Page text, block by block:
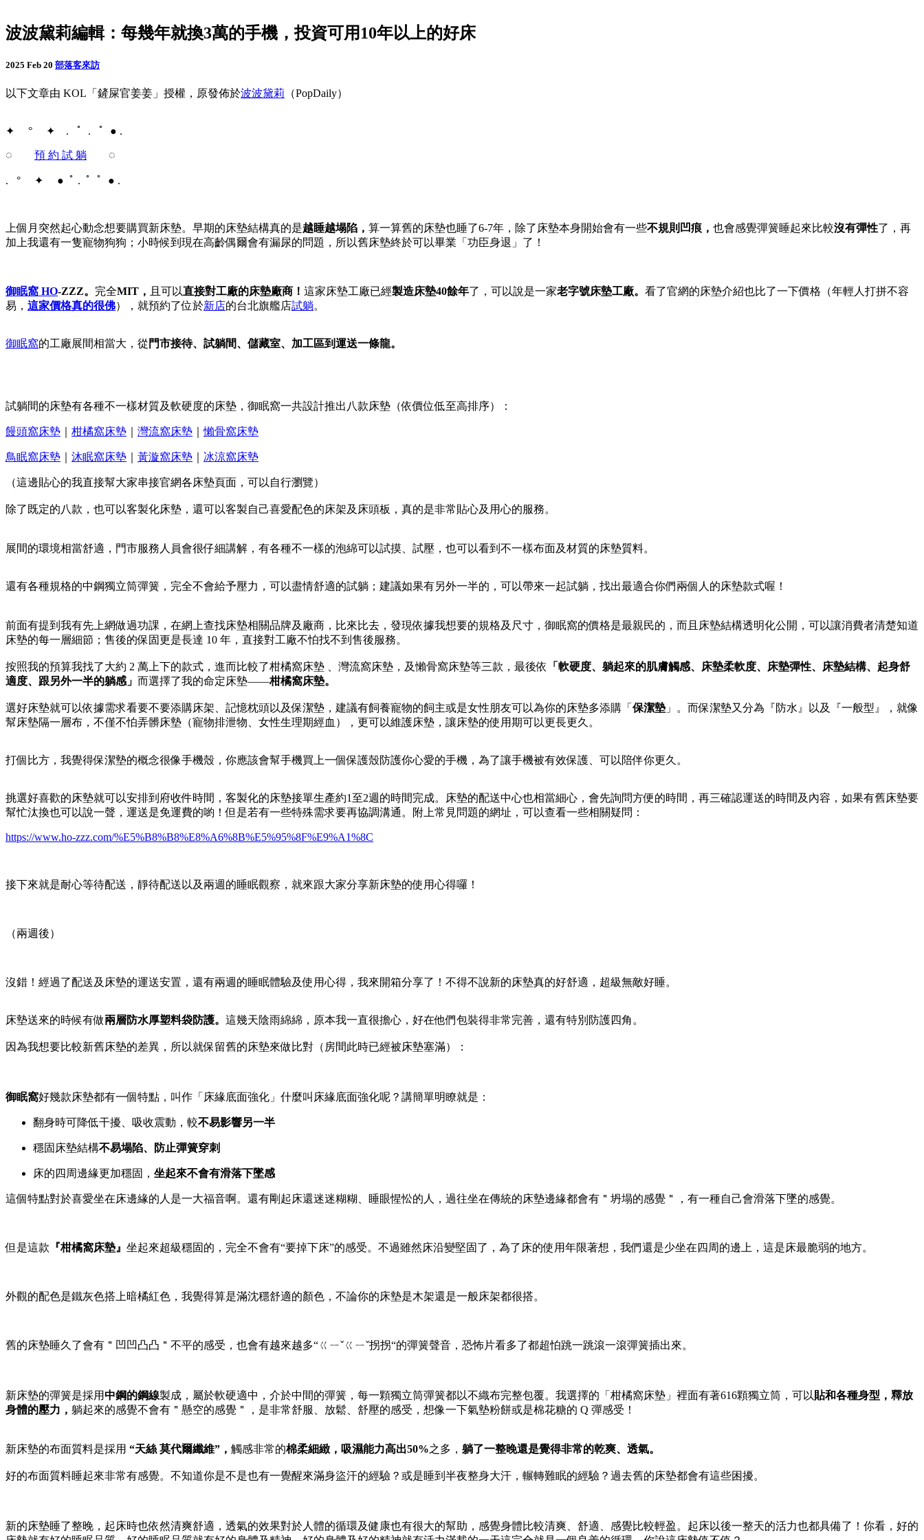
波波黛莉編輯：每幾年就換3萬的手機，投資可用10年以上的好床
2025 Feb 20 部落客來訪
以下文章由 KOL「鏟屎官姜姜」授權，原發佈於波波黛莉 （PopDaily）
✦ ​ ​ ​ ​ ° ✦ ​ ​ ​ . ​ ​ ﾟ ​ . ​ ​ ﾟ ​ ● . ​ ​
◌ 預 約 試 躺 ◌
. ​ ​ ° ✦ ● ​ ﾟ . ​ ﾟ ​ ﾟ ​ ● .
上個月突然起心動念想要購買新床墊。早期的床墊結構真的是越睡越塌陷， 算一算舊的床墊也睡了6-7年，除了床墊本身開始會有一些不規則凹痕， 也會感覺彈簧睡起來比較沒有彈性了，再
加上我還有一隻寵物狗狗；小時候到現在高齡偶爾會有漏尿的問題，所以舊床墊終於可以畢業「功臣身退」了！
御眠窩 HO-ZZZ。 完全MIT， 且可以直接對工廠的床墊廠商！ 這家床墊工廠已經製造床墊40餘年了，可以說是一家老字號床墊工廠。 看了官網的床墊介紹也比了一下價格（年輕人打拼不容
易， 這家價格真的很佛），就預約了位於新店的台北旗艦店試躺。
御眠窩的工廠展間相當大，從 門市接待、試躺間、儲藏室、加工區到運送一條龍。
試躺間的床墊有各種不一樣材質及軟硬度的床墊，御眠窩一共設計推出八款床墊（依價位低至高排序）：
饅頭窩床墊 柑橘窩床墊 灣流窩床墊 ｜懶骨窩床墊
鳥眠窩床墊 沐眠窩床墊 黃漩窩床墊 冰涼窩床墊
（這邊貼心的我直接幫大家串接官網各床墊頁面，可以自行瀏覽）
除了既定的八款，也可以客製化床墊，還可以客製自己喜愛配色的床架及床頭板，真的是非常貼心及用心的服務。
展間的環境相當舒適，門市服務人員會很仔細講解，有各種不一樣的泡綿可以試摸、試壓，也可以看到不一樣布面及材質的床墊質料。
還有各種規格的中鋼獨立筒彈簧，完全不會給予壓力，可以盡情舒適的試躺；建議如果有另外一半的，可以帶來一起試躺，找出最適合你們兩個人的床墊款式喔！
前面有提到我有先上網做過功課，在網上查找床墊相關品牌及廠商，比來比去，發現依據我想要的規格及尺寸，御眠窩的價格是最親民的，而且床墊結構透明化公開，可以讓消費者清楚知道
床墊的每一層細節；售後的保固更是長達 10 年，直接對工廠不怕找不到售後服務。
按照我的預算我找了大約 2 萬上下的款式，進而比較了柑橘窩床墊 、灣流窩床墊，及懶骨窩床墊等三款，最後依
「軟硬度、躺起來的肌膚觸感、床墊柔軟度、床墊彈性、床墊結構、起身舒
適度、跟另外一半的躺感」 而選擇了我的命定床墊——柑橘窩床墊。
選好床墊就可以依據需求看要不要添購床架、記憶枕頭以及保潔墊，建議有飼養寵物的飼主或是女性朋友可以為你的床墊多添購「 保潔墊 」。而保潔墊又分為『防水』以及『一般型』，就像
幫床墊隔一層布，不僅不怕弄髒床墊（寵物排泄物、女性生理期經血），更可以維護床墊，讓床墊的使用期可以更長更久。
打個比方，我覺得保潔墊的概念很像手機殼，你應該會幫手機買上一個保護殼防護你心愛的手機，為了讓手機被有效保護、可以陪伴你更久。
挑選好喜歡的床墊就可以安排到府收件時間，客製化的床墊接單生產約1至2週的時間完成。床墊的配送中心也相當細心，會先詢問方便的時間，再三確認運送的時間及內容，如果有舊床墊要
幫忙汰換也可以說一聲，運送是免運費的喲！但是若有一些特殊需求要再協調溝通。附上常見問題的網址，可以查看一些相關疑問：
https://www.ho-zzz.com/%E5%B8%B8%E8%A6%8B%E5%95%8F%E9%A1%8C
接下來就是耐心等待配送，靜待配送以及兩週的睡眠觀察，就來跟大家分享新床墊的使用心得囉！
（兩週後）
沒錯！經過了配送及床墊的運送安置，還有兩週的睡眠體驗及使用心得，我來開箱分享了！不得不說新的床墊真的好舒適，超級無敵好睡。
床墊送來的時候有做兩層防水厚塑料袋防護。 這幾天陰雨綿綿，原本我一直很擔心，好在他們包裝得非常完善，還有特別防護四角。
因為我想要比較新舊床墊的差異，所以就保留舊的床墊來做比對（房間此時已經被床墊塞滿）：
御眠窩好幾款床墊都有一個特點，叫作「床緣底面強化」什麼叫床緣底面強化呢？講簡單明瞭就是：
翻身時可降低干擾、吸收震動，較不易影響另一半
穩固床墊結構不易塌陷、防止彈簧穿刺
床的四周邊緣更加穩固， 坐起來不會有滑落下墜感
這個特點對於喜愛坐在床邊緣的人是一大福音啊。還有剛起床還迷迷糊糊、睡眼惺忪的人，過往坐在傳統的床墊邊緣都會有＂坍塌的感覺＂，有一種自己會滑落下墜的感覺。
但是這款 『柑橘窩床墊』 坐起來超級穩固的，完全不會有“要掉下床”的感受。不過雖然床沿變堅固了，為了床的使用年限著想，我們還是少坐在四周的邊上，這是床最脆弱的地方。
外觀的配色是鐵灰色搭上暗橘紅色，我覺得算是滿沈穩舒適的顏色，不論你的床墊是木架還是一般床架都很搭。
舊的床墊睡久了會有＂凹凹凸凸＂不平的感受，也會有越來越多“ㄍㄧˇㄍㄧˇ拐拐“的彈簧聲音，恐怖片看多了都超怕跳一跳滾一滾彈簧插出來。
新床墊的彈簧是採用中鋼的鋼線製成，屬於軟硬適中，介於中間的彈簧，每一顆獨立筒彈簧都以不織布完整包覆。我選擇的「柑橘窩床墊」裡面有著616顆獨立筒，可以貼和各種身型，釋放
身體的壓力， 躺起來的感覺不會有＂懸空的感覺＂，是非常舒服、放鬆、舒壓的感受，想像一下氣墊粉餅或是棉花糖的 Q 彈感受！
新床墊的布面質料是採用 “天絲 莫代爾纖維”， 觸感非常的棉柔細緻，吸濕能力高出50%之多， 躺了一整晚還是覺得非常的乾爽、透氣。
好的布面質料睡起來非常有感覺。不知道你是不是也有一覺醒來滿身盜汗的經驗？或是睡到半夜整身大汗，輾轉難眠的經驗？過去舊的床墊都會有這些困擾。
新的床墊睡了整晚，起床時也依然清爽舒適，透氣的效果對於人體的循環及健康也有很大的幫助，感覺身體比較清爽、舒適、感覺比較輕盈。起床以後一整天的活力也都具備了！你看，好的